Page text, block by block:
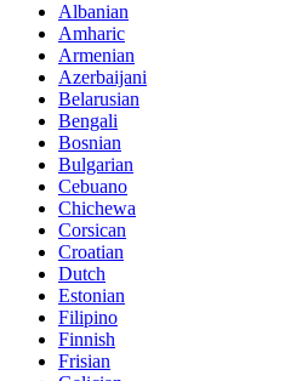
Albanian
Amharic
Armenian
Azerbaijani
Belarusian
Bengali
Bosnian
Bulgarian
Cebuano
Chichewa
Corsican
Croatian
Dutch
Estonian
Filipino
Finnish
Frisian